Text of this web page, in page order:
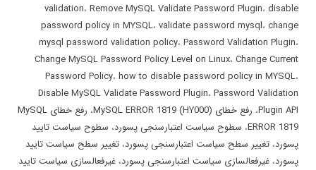
validation، Remove MySQL Validate Password Plugin، disable
password policy in MYSQL، validate password mysql، change
mysql password validation policy، Password Validation Plugin،
Change MySQL Password Policy Level on Linux، Change Current
Password Policy، how to disable password policy in MYSQL،
Disable MySQL Validate Password Plugin، Password Validation
Plugin API، رفع خطای MySQL ERROR 1819 (HY000) ،
رفع خطای MySQL
ERROR 1819، سطوح سیاست اعتبارسنجی پسورد، سطوح سیاست تایید
پسورد، تغییر سطح سیاست اعتبارسنجی پسورد، تغییر سطح سیاست تایید
پسورد، غیرفعالسازی سیاست اعتبارسنجی پسورد، غیرفعالسازی سیاست تایید